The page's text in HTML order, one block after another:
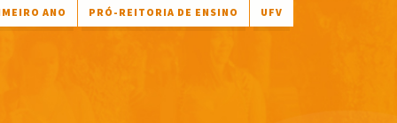
ANO PRÓ-REITORIA DE ENSINO UFV